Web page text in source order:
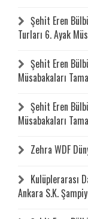
Şehit Eren
Turları 6. Ayak
Şehit Eren
Müsabakaları
Şehit Eren
Müsabakaları
Zehra WDF
Kulüplerarası
Ankara S.K.